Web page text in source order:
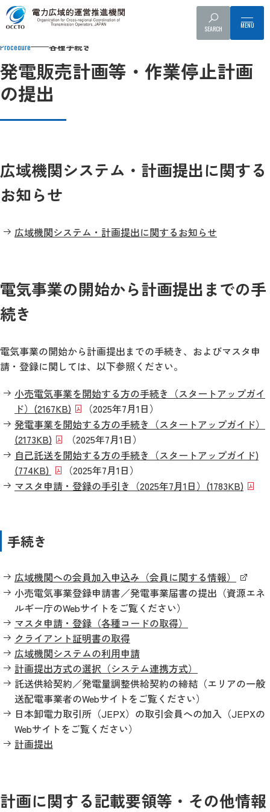
SEARCH
Top 発電販売計画等・作業停止計画の提出
Procedure 各種手続き
発電販売計画等・作業停止計画
の提出
広域機関システム・計画提出に関する
お知らせ
広域機関システム・計画提出に関するお知らせ
電気事業の開始から計画提出までの手
続き
電気事業の開始から計画提出までの手続き、およびマスタ申
請・登録に関しては、以下参照ください。
小売電気事業を開始する方の手続き（スタートアップガイ
ド）(2167KB)
（2025年7月1日）
発電事業を開始する方の手続き（スタートアップガイド）
(2173KB)
（2025年7月1日）
自己託送を開始する方の手続き（スタートアップガイド)
(774KB)
（2025年7月1日）
マスタ申請・登録の手引き（2025年7月1日）(1783KB)
手続き
広域機関への会員加入申込み（会員に関する情報）
小売電気事業登録申請書／発電事業届書の提出（資源エネ
ルギー庁のWebサイトをご覧ください）
マスタ申請・登録（各種コードの取得）
クライアント証明書の取得
広域機関システムの利用申請
計画提出方式の選択（システム連携方式）
託送供給契約／発電量調整供給契約の締結（エリアの一般
送配電事業者のWebサイトをご覧ください）
日本卸電力取引所（JEPX）の取引会員への加入（JEPXの
Webサイトをご覧ください）
計画提出
計画に関する記載要領等・その他情報